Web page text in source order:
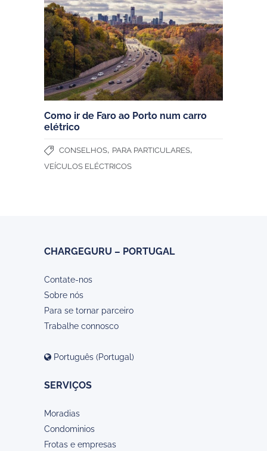
Como ir de Faro ao Porto num carro
elétrico
CONSELHOS, PARA PARTICULARES,
VEÍCULOS ELÉCTRICOS
CHARGEGURU – PORTUGAL
Contate-nos
Sobre nós
Para se tornar parceiro
Trabalhe connosco
Português (Portugal)
SERVIÇOS
Moradias
Condominios
Frotas e empresas